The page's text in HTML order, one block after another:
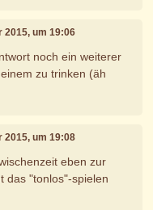
2015, um 19:06
noch ein weiterer
zu trinken (äh
2015, um 19:08
eben zur
das "tonlos"-spielen